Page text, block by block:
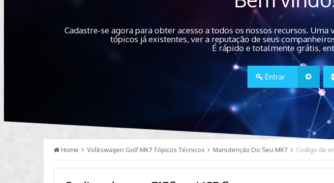
Cadastre-se agora para obter acesso a todos os nossos recursos.
tópicos já existentes, ver a reputação de seus
É rápido e totalmente grátis,
Entrar
Home Volkswagen Golf MK7 Tópicos Técnicos Manutenção Do Seu MK7 Codigo de